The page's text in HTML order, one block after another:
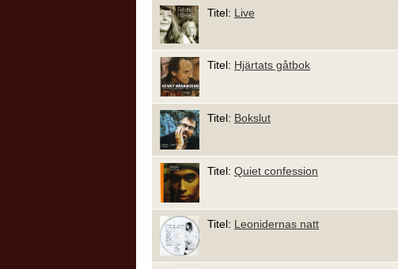
Titel: Live
Titel: Hjärtats gåtbok
Titel: Bokslut
Titel: Quiet confession
Titel: Leonidernas natt